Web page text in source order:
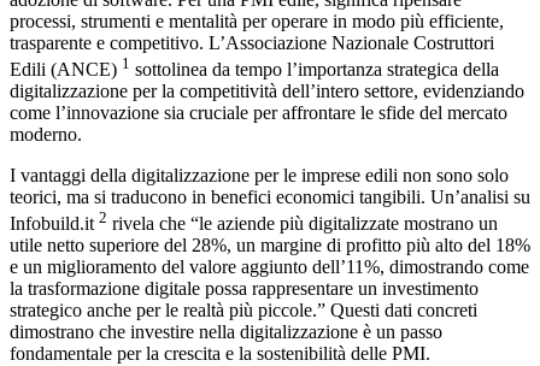
processi, strumenti e mentalità per operare in modo più efficiente,
trasparente e competitivo. L’Associazione Nazionale Costruttori
Edili (ANCE) 1 sottolinea da tempo l’importanza strategica della
digitalizzazione per la competitività dell’intero settore, evidenziando
come l’innovazione sia cruciale per affrontare le sfide del mercato
moderno.
I vantaggi della digitalizzazione per le imprese edili non sono solo
teorici, ma si traducono in benefici economici tangibili. Un’analisi su
Infobuild.it 2 rivela che “le aziende più digitalizzate mostrano un
utile netto superiore del 28%, un margine di profitto più alto del 18%
e un miglioramento del valore aggiunto dell’11%, dimostrando come
la trasformazione digitale possa rappresentare un investimento
strategico anche per le realtà più piccole.” Questi dati concreti
dimostrano che investire nella digitalizzazione è un passo
fondamentale per la crescita e la sostenibilità delle PMI.